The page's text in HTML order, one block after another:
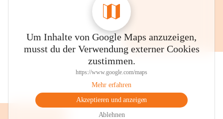
Um Inhalte von Google Maps anzuzeigen,
musst du der Verwendung externer Cookies
zustimmen.
https://www.google.com/maps
Mehr erfahren
Akzeptieren und anzeigen
Ablehnen